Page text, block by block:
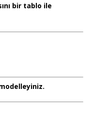
bir tablo ile